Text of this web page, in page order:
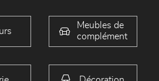
Meubles de
complément